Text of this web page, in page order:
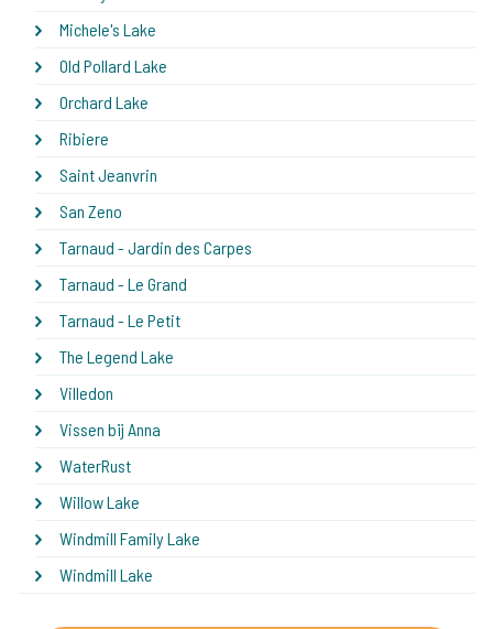
Michele's Lake
Old Pollard Lake
Orchard Lake
Ribiere
Saint Jeanvrin
San Zeno
Tarnaud - Jardin des Carpes
Tarnaud - Le Grand
Tarnaud - Le Petit
The Legend Lake
Villedon
Vissen bij Anna
WaterRust
Willow Lake
Windmill Family Lake
Windmill Lake